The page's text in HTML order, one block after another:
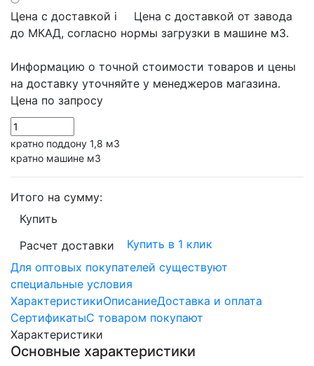
Цена с доставкой i
Цена с доставкой от завода
до МКАД, согласно нормы загрузки в машине м3.
Информацию о точной стоимости товаров и цены
на доставку уточняйте у менеджеров магазина.
Цена по запросу
кратно поддону 1,8 м3
кратно машине м3
Итого на сумму:
Купить
Расчет доставки
Купить в 1 клик
Для оптовых покупателей существуют
специальные условия
ХарактеристикиОписаниеДоставка и оплата
СертификатыС товаром покупают
Характеристики
Основные характеристики